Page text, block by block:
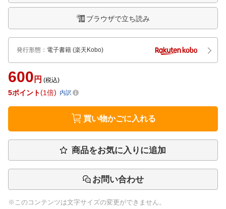
ブラウザで立ち読み
発行形態 ： 電子書籍 (楽天Kobo)
600 円 (税込)
5ポイント 1倍 内訳
買い物かごに入れる
商品をお気に入りに追加
お問い合わせ
※このコンテンツは文字サイズの変更ができません。